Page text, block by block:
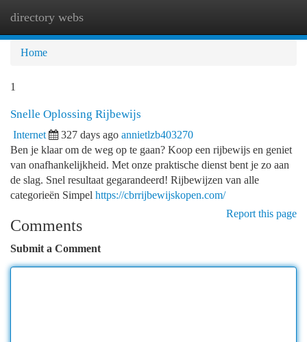
directory webs
Home
1
Snelle Oplossing Rijbewijs
Internet 327 days ago annietlzb403270
Ben je klaar om de weg op te gaan? Koop een rijbewijs en geniet
van onafhankelijkheid. Met onze praktische dienst bent je zo aan
de slag. Snel resultaat gegarandeerd! Rijbewijzen van alle
categorieën Simpel https://cbrrijbewijskopen.com/
Report this page
Comments
Submit a Comment